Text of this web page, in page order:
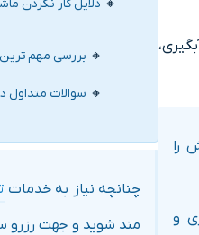
را
و
دلایل کار نکردن
بررسی مهم‌ ترین
سوالات متداول
چنانچه نیاز به خدمات
مند شوید و جهت رزرو